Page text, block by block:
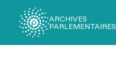
ARCHIVES
PARLEMENTAIRES